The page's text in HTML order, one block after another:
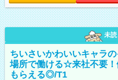
未読
ちいさいかわいいキャラ
場所で働ける☆来社不要
もらえる◎/T1